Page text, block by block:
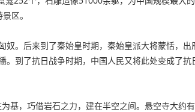
区。
。后来到了秦始皇时期，秦始皇派大将蒙恬，
到了抗日战争时期，中国人民又将此处变成了
基，巧借岩石之力，建在半空之间。悬空寺大约